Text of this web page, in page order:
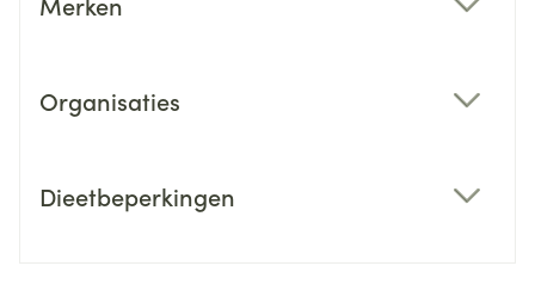
Organisaties
Dieetbeperkingen